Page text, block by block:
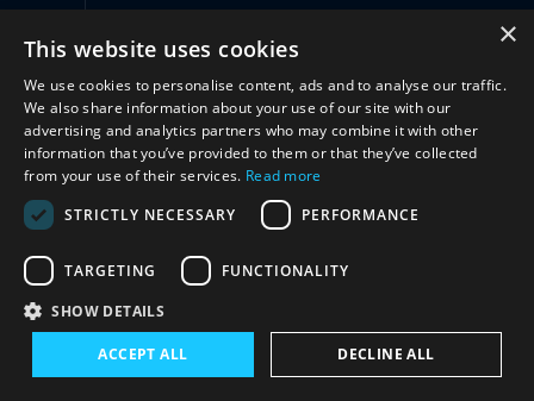
Coopération (1) ×
This website uses cookies
We use cookies to personalise content, ads and to analyse our traffic.
We also share information about your use of our site with our
advertising and analytics partners who may combine it with other
information that you’ve provided to them or that they’ve collected
from your use of their services. Read more
STRICTLY NECESSARY
PERFORMANCE
TARGETING FUNCTIONALITY
SHOW DETAILS
ACCEPT ALL DECLINE ALL